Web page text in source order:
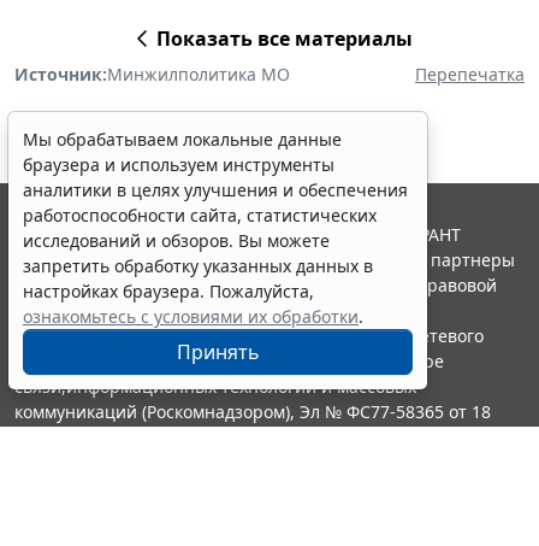
Показать все материалы
Источник:Минжилполитика МО Перепечатка
Мы обрабатываем локальные данные
браузера и используем инструменты
аналитики в целях улучшения и обеспечения
работоспособности сайта, статистических
исследований и обзоров. Вы можете
запретить обработку указанных данных в
настройках браузера. Пожалуйста,
ознакомьтесь с условиями их обработки.
Принять
© ООО "НПП "ГАРАНТ-СЕРВИС", 2026. Система ГАРАНТ
выпускается с 1990 года. Компания "Гарант" и ее партнеры
являются участниками Российской ассоциации правовой
информации ГАРАНТ.
Портал ГАРАНТ.РУ зарегистрирован в качестве сетевого
издания Федеральной службой по надзору в сфере
связи,информационных технологий и массовых
коммуникаций (Роскомнадзором), Эл № ФС77-58365 от 18